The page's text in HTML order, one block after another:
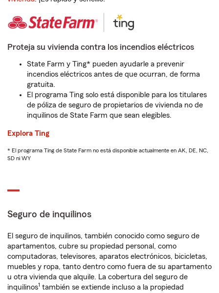
Proteja su vivienda contra los incendios eléctricos
State Farm y Ting* pueden ayudarle a prevenir
incendios eléctricos antes de que ocurran, de forma
gratuita.
El programa Ting solo está disponible para los titulares
de póliza de seguro de propietarios de vivienda no de
inquilinos de State Farm que sean elegibles.
Explora Ting
* El programa Ting de State Farm no está disponible actualmente en AK, DE, NC,
SD ni WY
Seguro de inquilinos
El seguro de inquilinos, también conocido como seguro de
apartamentos, cubre su propiedad personal, como
computadoras, televisores, aparatos electrónicos, bicicletas,
muebles y ropa, tanto dentro como fuera de su apartamento
u otra vivienda que alquile. La cobertura del seguro de
inquilinos1 también se extiende incluso a la propiedad